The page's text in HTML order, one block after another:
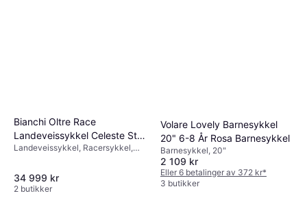
Bianchi Oltre Race
Landeveissykkel Celeste Str
61
Landeveissykkel, Racersykkel,
34 999 kr
2 butikker
Volare Lovely Barnesykkel
20" 6-8 År Rosa Barnesykkel
Barnesykkel, 20"
2 109 kr
Eller 6 betalinger av 372 kr*
3 butikker